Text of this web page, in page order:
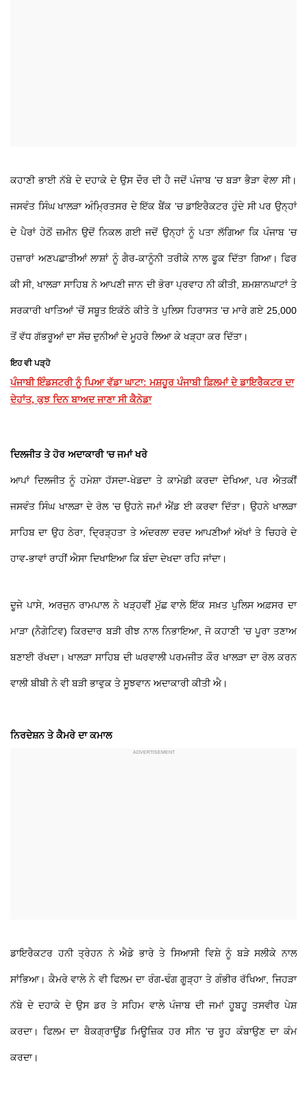
​ਕਹਾਣੀ ਭਾਈ ਨੱਬੇ ਦੇ ਦਹਾਕੇ ਦੇ ਉਸ ਦੌਰ ਦੀ ਹੈ ਜਦੋਂ ਪੰਜਾਬ 'ਚ ਬੜਾ ਭੈੜਾ ਵੇਲਾ ਸੀ।
ਜਸਵੰਤ ਸਿੰਘ ਖਾਲੜਾ ਅੰਮ੍ਰਿਤਸਰ ਦੇ ਇੱਕ ਬੈਂਕ 'ਚ ਡਾਇਰੈਕਟਰ ਹੁੰਦੇ ਸੀ ਪਰ ਉਨ੍ਹਾਂ
ਦੇ ਪੈਰਾਂ ਹੇਠੋਂ ਜ਼ਮੀਨ ਉਦੋਂ ਨਿਕਲ ਗਈ ਜਦੋਂ ਉਨ੍ਹਾਂ ਨੂੰ ਪਤਾ ਲੱਗਿਆ ਕਿ ਪੰਜਾਬ 'ਚ
ਹਜ਼ਾਰਾਂ ਅਣਪਛਾਤੀਆਂ ਲਾਸ਼ਾਂ ਨੂੰ ਗੈਰ-ਕਾਨੂੰਨੀ ਤਰੀਕੇ ਨਾਲ ਫੂਕ ਦਿੱਤਾ ਗਿਆ। ਫਿਰ
ਕੀ ਸੀ, ਖਾਲੜਾ ਸਾਹਿਬ ਨੇ ਆਪਣੀ ਜਾਨ ਦੀ ਭੋਰਾ ਪ੍ਰਵਾਹ ਨੀ ਕੀਤੀ, ਸ਼ਮਸ਼ਾਨਘਾਟਾਂ ਤੇ
ਸਰਕਾਰੀ ਖਾਤਿਆਂ 'ਚੋਂ ਸਬੂਤ ਇਕੱਠੇ ਕੀਤੇ ਤੇ ਪੁਲਿਸ ਹਿਰਾਸਤ 'ਚ ਮਾਰੇ ਗਏ 25,000
ਤੋਂ ਵੱਧ ਗੱਭਰੂਆਂ ਦਾ ਸੱਚ ਦੁਨੀਆਂ ਦੇ ਮੂਹਰੇ ਲਿਆ ਕੇ ਖੜ੍ਹਾ ਕਰ ਦਿੱਤਾ।
ਇਹ ਵੀ ਪੜ੍ਹੋ
ਪੰਜਾਬੀ ਇੰਡਸਟਰੀ ਨੂੰ ਪਿਆ ਵੱਡਾ ਘਾਟਾ: ਮਸ਼ਹੂਰ ਪੰਜਾਬੀ ਫ਼ਿਲਮਾਂ ਦੇ ਡਾਇਰੈਕਟਰ ਦਾ
ਦੇਹਾਂਤ, ਕੁਝ ਦਿਨ ਬਾਅਦ ਜਾਣਾ ਸੀ ਕੈਨੇਡਾ
ਦਿਲਜੀਤ ਤੇ ਹੋਰ ਅਦਾਕਾਰੀ 'ਚ ਜਮਾਂ ਖਰੇ
​ਆਪਾਂ ਦਿਲਜੀਤ ਨੂੰ ਹਮੇਸ਼ਾ ਹੱਸਦਾ-ਖੇਡਦਾ ਤੇ ਕਾਮੇਡੀ ਕਰਦਾ ਦੇਖਿਆ, ਪਰ ਐਤਕੀਂ
ਜਸਵੰਤ ਸਿੰਘ ਖਾਲੜਾ ਦੇ ਰੋਲ 'ਚ ਉਹਨੇ ਜਮਾਂ ਐਂਡ ਈ ਕਰਵਾ ਦਿੱਤਾ। ਉਹਨੇ ਖਾਲੜਾ
ਸਾਹਿਬ ਦਾ ਉਹ ਠੇਰਾ, ਦ੍ਰਿੜ੍ਹਤਾ ਤੇ ਅੰਦਰਲਾ ਦਰਦ ਆਪਣੀਆਂ ਅੱਖਾਂ ਤੇ ਚਿਹਰੇ ਦੇ
ਹਾਵ-ਭਾਵਾਂ ਰਾਹੀਂ ਐਸਾ ਦਿਖਾਇਆ ਕਿ ਬੰਦਾ ਦੇਖਦਾ ਰਹਿ ਜਾਂਦਾ।
​ਦੂਜੇ ਪਾਸੇ, ਅਰਜੁਨ ਰਾਮਪਾਲ ਨੇ ਖੜ੍ਹਵੀਂ ਮੁੱਛ ਵਾਲੇ ਇੱਕ ਸਖ਼ਤ ਪੁਲਿਸ ਅਫ਼ਸਰ ਦਾ
ਮਾੜਾ (ਨੈਗੇਟਿਵ) ਕਿਰਦਾਰ ਬੜੀ ਰੀਝ ਨਾਲ ਨਿਭਾਇਆ, ਜੋ ਕਹਾਣੀ 'ਚ ਪੂਰਾ ਤਣਾਅ
ਬਣਾਈ ਰੱਖਦਾ। ਖਾਲੜਾ ਸਾਹਿਬ ਦੀ ਘਰਵਾਲੀ ਪਰਮਜੀਤ ਕੌਰ ਖਾਲੜਾ ਦਾ ਰੋਲ ਕਰਨ
ਵਾਲੀ ਬੀਬੀ ਨੇ ਵੀ ਬੜੀ ਭਾਵੁਕ ਤੇ ਸੂਝਵਾਨ ਅਦਾਕਾਰੀ ਕੀਤੀ ਐ।
ਨਿਰਦੇਸ਼ਨ ਤੇ ਕੈਮਰੇ ਦਾ ਕਮਾਲ
​ਡਾਇਰੈਕਟਰ ਹਨੀ ਤ੍ਰੇਹਨ ਨੇ ਐਡੇ ਭਾਰੇ ਤੇ ਸਿਆਸੀ ਵਿਸ਼ੇ ਨੂੰ ਬੜੇ ਸਲੀਕੇ ਨਾਲ
ਸਾਂਭਿਆ। ਕੈਮਰੇ ਵਾਲੇ ਨੇ ਵੀ ਫਿਲਮ ਦਾ ਰੰਗ-ਢੰਗ ਗੂੜ੍ਹਾ ਤੇ ਗੰਭੀਰ ਰੱਖਿਆ, ਜਿਹੜਾ
ਨੱਬੇ ਦੇ ਦਹਾਕੇ ਦੇ ਉਸ ਡਰ ਤੇ ਸਹਿਮ ਵਾਲੇ ਪੰਜਾਬ ਦੀ ਜਮਾਂ ਹੂਬਹੂ ਤਸਵੀਰ ਪੇਸ਼
ਕਰਦਾ। ਫਿਲਮ ਦਾ ਬੈਕਗ੍ਰਾਊਂਡ ਮਿਊਜ਼ਿਕ ਹਰ ਸੀਨ 'ਚ ਰੂਹ ਕੰਬਾਉਣ ਦਾ ਕੰਮ
ਕਰਦਾ।